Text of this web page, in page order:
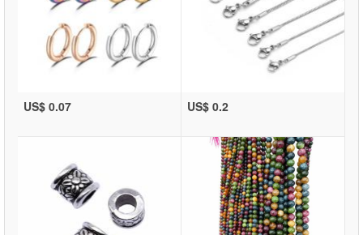
US$ 0.07 US$ 0.2